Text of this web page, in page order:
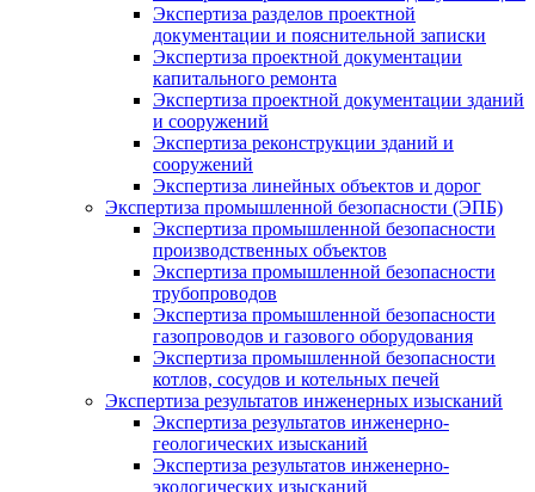
Экспертиза разделов проектной
документации и пояснительной записки
Экспертиза проектной документации
капитального ремонта
Экспертиза проектной документации зданий
и сооружений
Экспертиза реконструкции зданий и
сооружений
Экспертиза линейных объектов и дорог
Экспертиза промышленной безопасности (ЭПБ)
Экспертиза промышленной безопасности
производственных объектов
Экспертиза промышленной безопасности
трубопроводов
Экспертиза промышленной безопасности
газопроводов и газового оборудования
Экспертиза промышленной безопасности
котлов, сосудов и котельных печей
Экспертиза результатов инженерных изысканий
Экспертиза результатов инженерно-
геологических изысканий
Экспертиза результатов инженерно-
экологических изысканий